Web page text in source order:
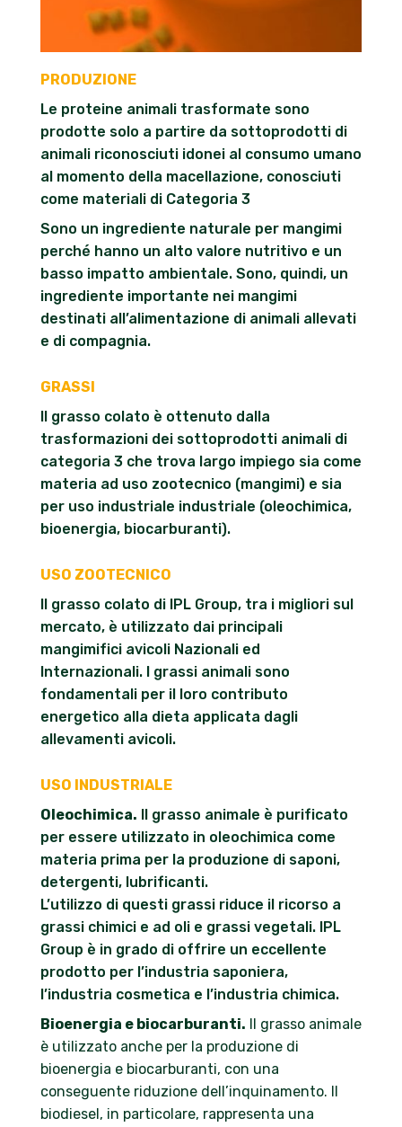
PRODUZIONE
Le proteine animali trasformate sono
prodotte solo a partire da sottoprodotti di
animali riconosciuti idonei al consumo umano
al momento della macellazione, conosciuti
come materiali di Categoria 3
Sono un ingrediente naturale per mangimi
perché hanno un alto valore nutritivo e un
basso impatto ambientale. Sono, quindi, un
ingrediente importante nei mangimi
destinati all’alimentazione di animali allevati
e di compagnia.
GRASSI
Il grasso colato è ottenuto dalla
trasformazioni dei sottoprodotti animali di
categoria 3 che trova largo impiego sia come
materia ad uso zootecnico (mangimi) e sia
per uso industriale industriale (oleochimica,
bioenergia, biocarburanti).
USO ZOOTECNICO
Il grasso colato di IPL Group, tra i migliori sul
mercato, è utilizzato dai principali
mangimifici avicoli Nazionali ed
Internazionali. I grassi animali sono
fondamentali per il loro contributo
energetico alla dieta applicata dagli
allevamenti avicoli.
USO INDUSTRIALE
Oleochimica. Il grasso animale è purificato
per essere utilizzato in oleochimica come
materia prima per la produzione di saponi,
detergenti, lubrificanti.
L’utilizzo di questi grassi riduce il ricorso a
grassi chimici e ad oli e grassi vegetali. IPL
Group è in grado di offrire un eccellente
prodotto per l’industria saponiera,
l’industria cosmetica e l’industria chimica.
Bioenergia e biocarburanti. Il grasso animale
è utilizzato anche per la produzione di
bioenergia e biocarburanti, con una
conseguente riduzione dell’inquinamento. Il
biodiesel, in particolare, rappresenta una